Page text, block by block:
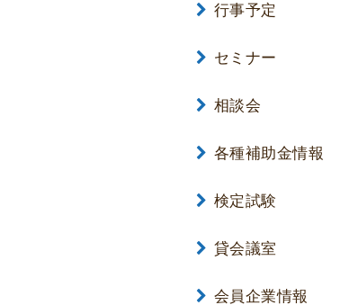
行事予定
セミナー
相談会
各種補助金情報
検定試験
貸会議室
会員企業情報